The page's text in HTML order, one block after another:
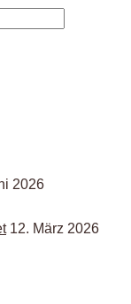
2026
12. März 2026